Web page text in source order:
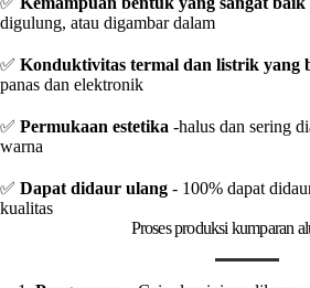
digulung, atau digambar dalam
✅ Konduktivitas termal dan listrik yang
panas dan elektronik
✅ Permukaan estetika -halus dan sering
warna
✅ Dapat didaur ulang - 100% dapat
kualitas
Proses produksi kumparan